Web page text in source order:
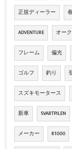
正規ディーラー
ADVENTURE オー
フレーム 偏光
ゴルフ 釣り
スズキモータース
新車 SVARTPILEN
メーカー R1000